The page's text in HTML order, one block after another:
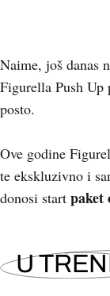
Naime, još danas
Figurella Push Up
posto.
Ove godine
te ekskluzivno i
donosi start paket
U